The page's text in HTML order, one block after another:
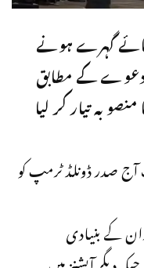
گہرے ہونے
دعوے کے مطابق
تیار کر لیا
صدر ڈونلڈ ٹرمپ کو
کے بنیادی